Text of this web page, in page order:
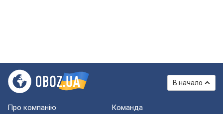
В начало
Про компанію Команда